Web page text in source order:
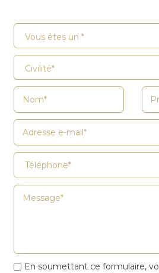
En soumettant ce formulaire,